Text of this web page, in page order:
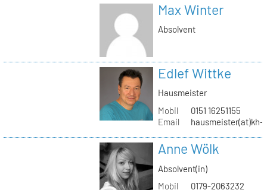
Max Winter
Absolvent
Edlef Wittke
Hausmeister
Mobil
0151 16251155
Email
hausmeister(at)kh-
Anne Wölk
Absolvent(in)
Mobil
0179-2063232